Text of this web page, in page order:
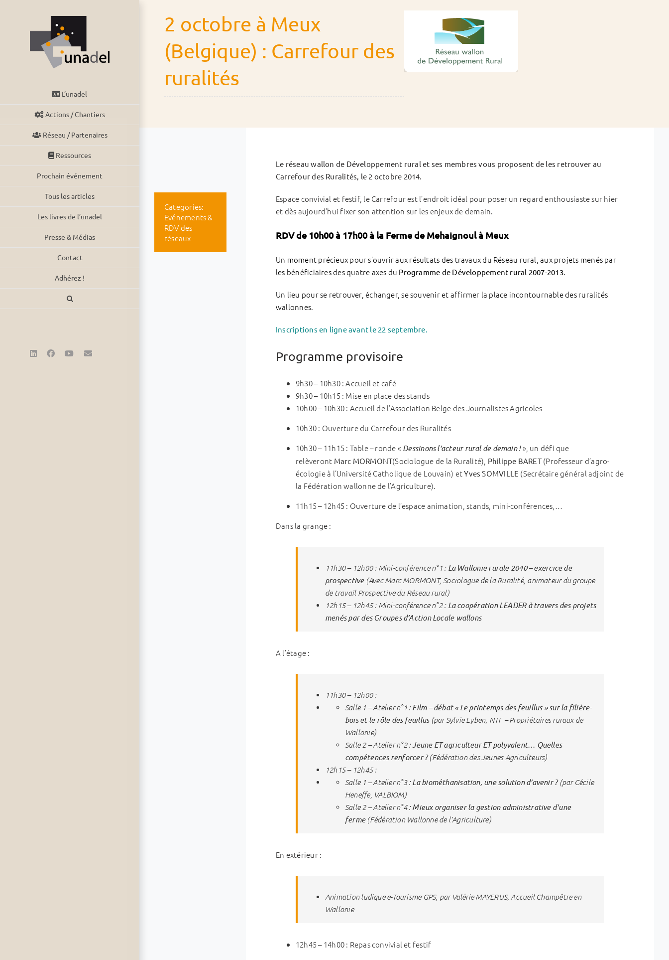
L’unadel
Actions / Chantiers
Réseau / Partenaires
Ressources
Prochain événement
Tous les articles
Les livres de l’unadel
Presse & Médias
Contact
Adhérez !
LinkedInFacebookYouTubeEmail
2 octobre à Meux
(Belgique) : Carrefour des
ruralités
Categories:
Evénements &
RDV des
réseaux
Le réseau wallon de Développement rural et ses membres vous proposent de les retrouver au
Carrefour des Ruralités, le 2 octobre 2014.
Espace convivial et festif, le Carrefour est l’endroit idéal pour poser un regard enthousiaste sur hier
et dès aujourd’hui fixer son attention sur les enjeux de demain.
RDVde 10h00 à 17h00 à la Ferme de Mehaignoul à Meux
Un moment précieux pour s’ouvrir aux résultats des travaux du Réseau rural, aux projets menés par
les bénéficiaires des quatre axes du Programme de Développement rural 2007-2013.
Un lieu pour se retrouver, échanger, se souvenir et affirmer la place incontournable des ruralités
wallonnes.
Inscriptions en ligne avant le 22 septembre.
Programme provisoire
9h30 – 10h30 : Accueil et café
9h30 – 10h15 : Mise en place des stands
10h00 – 10h30 : Accueil de l’Association Belge des Journalistes Agricoles
10h30 : Ouverture du Carrefour des Ruralités
10h30 – 11h15 : Table – ronde « Dessinons l’acteur rural de demain !», un défi que
relèveront Marc MORMONT(Sociologue de la Ruralité), Philippe BARET(Professeur d’agro-
écologie à l’Université Catholique de Louvain) etYves SOMVILLE (Secrétaire général adjoint de
la Fédération wallonne de l’Agriculture).
11h15 – 12h45 : Ouverture de l’espace animation, stands, mini-conférences,…
Dans la grange :
11h30 – 12h00 : Mini-conférence n°1 : La Wallonie rurale 2040 – exercice de
prospective(Avec Marc MORMONT, Sociologue de la Ruralité, animateur du groupe
de travail Prospective du Réseau rural)
12h15 – 12h45 : Mini-conférence n°2 : La coopération LEADER à travers des projets
menés par des Groupes d’Action Locale wallons
A l’étage :
11h30 – 12h00 :
Salle 1 – Atelier n°1 :Film – débat « Le printemps des feuillus » sur la filière-
bois et le rôle des feuillus(par Sylvie Eyben, NTF – Propriétaires ruraux de
Wallonie)
Salle 2 – Atelier n°2 :Jeune ET agriculteur ET polyvalent… Quelles
compétences renforcer ?(Fédération des Jeunes Agriculteurs)
12h15 – 12h45 :
Salle 1 – Atelier n°3 :La biométhanisation, une solution d’avenir ?(par Cécile
Heneffe, VALBIOM)
Salle 2 – Atelier n°4 :Mieux organiser la gestion administrative d’une
ferme(Fédération Wallonne de l’Agriculture)
En extérieur :
Animation ludique e-Tourisme GPS, par Valérie MAYERUS, Accueil Champêtre en
Wallonie
12h45 – 14h00 : Repas convivial et festif